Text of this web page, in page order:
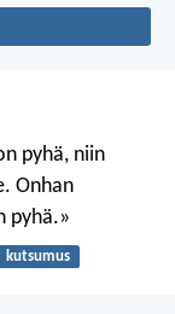
pyhä, niin
Onhan
pyhä.»
kutsumus